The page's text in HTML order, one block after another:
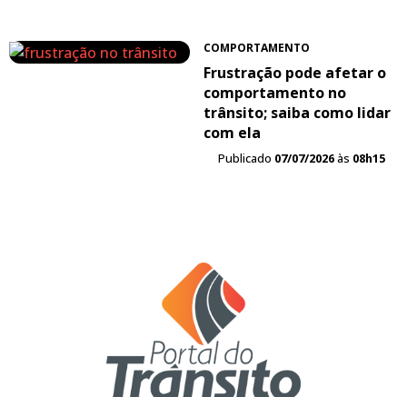
COMPORTAMENTO
Frustração pode afetar o
comportamento no
trânsito; saiba como lidar
com ela
Publicado 07/07/2026às 08h15